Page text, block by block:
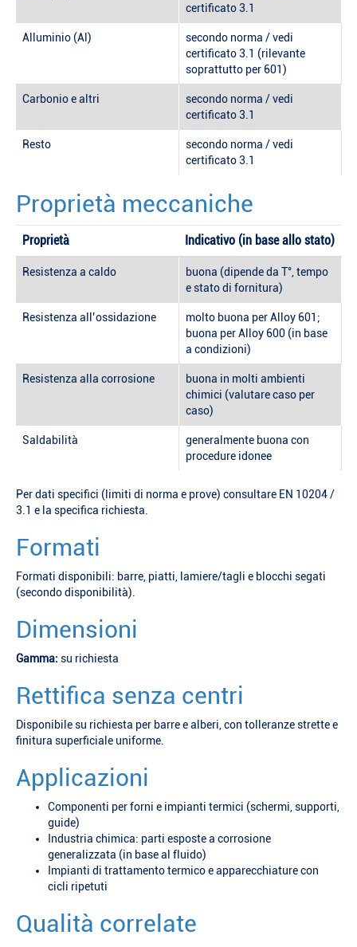
certificato 3.1
Alluminio (Al)
secondo norma / vedi
certificato 3.1 (rilevante
soprattutto per 601)
Carbonio e altri
secondo norma / vedi
certificato 3.1
Resto
secondo norma / vedi
certificato 3.1
Proprietà meccaniche
Proprietà Indicativo (in base allo stato)
Resistenza a caldo
buona (dipende da T°, tempo
e stato di fornitura)
Resistenza all’ossidazione
molto buona per Alloy 601;
buona per Alloy 600 (in base
a condizioni)
Resistenza alla corrosione
buona in molti ambienti
chimici (valutare caso per
caso)
Saldabilità
generalmente buona con
procedure idonee
Per dati specifici (limiti di norma e prove) consultare EN 10204 /
3.1 e la specifica richiesta.
Formati
Formati disponibili: barre, piatti, lamiere/tagli e blocchi segati
(secondo disponibilità).
Dimensioni
Gamma: su richiesta
Rettifica senza centri
Disponibile su richiesta per barre e alberi, con tolleranze strette e
finitura superficiale uniforme.
Applicazioni
Componenti per forni e impianti termici (schermi, supporti,
guide)
Industria chimica: parti esposte a corrosione
generalizzata (in base al fluido)
Impianti di trattamento termico e apparecchiature con
cicli ripetuti
Qualità correlate